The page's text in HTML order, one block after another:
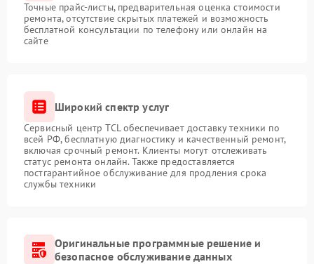
Точные прайс-листы, предварительная оценка стоимости
ремонта, отсутствие скрытых платежей и возможность
бесплатной консультации по телефону или онлайн на
сайте
Широкий спектр услуг
Сервисный центр TCL обеспечивает доставку техники по
всей РФ, бесплатную диагностику и качественный ремонт,
включая срочный ремонт. Клиенты могут отслеживать
статус ремонта онлайн. Также предоставляется
постгарантийное обслуживание для продления срока
службы техники
Оригинальные программные решение и
безопасное обслуживание данных